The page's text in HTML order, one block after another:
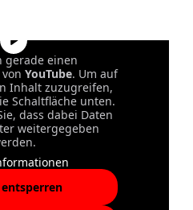
gerade einen
YouTube. Um auf
Inhalt zuzugreifen,
Schaltfläche unten.
dass dabei Daten
weitergegeben